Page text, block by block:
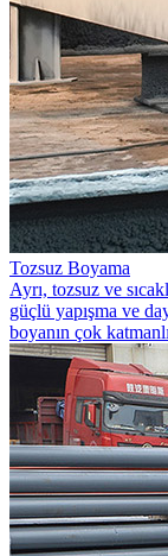
Tozsuz Boyama
Ayrı, tozsuz ve
güçlü yapışma ve
boyanın çok